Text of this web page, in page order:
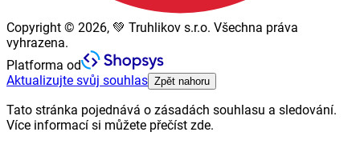
Copyright © 2026, 💚 Truhlikov s.r.o. Všechna práva
vyhrazena.
Platforma od
Aktualizujte svůj souhlas Zpět nahoru
Tato stránka pojednává o zásadách souhlasu a sledování.
Více informací si můžete přečíst zde.